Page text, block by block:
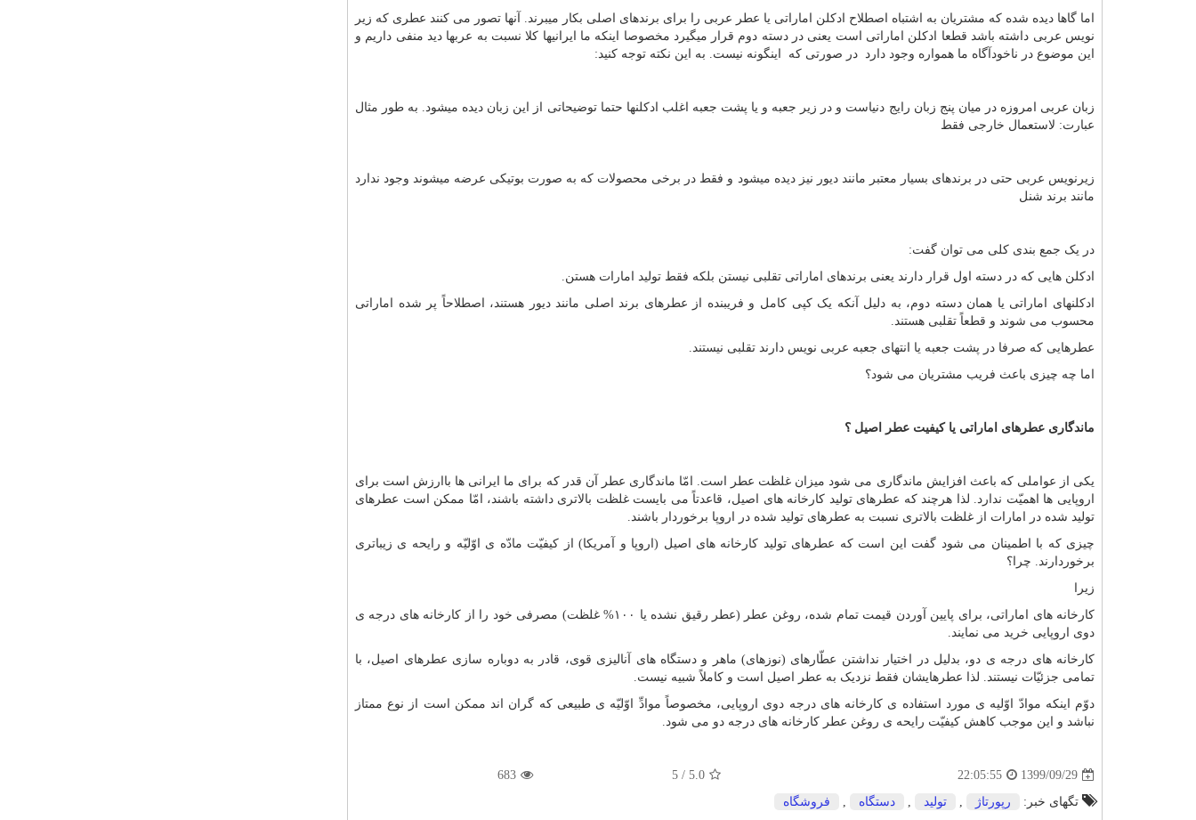
اما گاها دیده شده که مشتریان به اشتباه اصطلاح ادکلن اماراتی یا عطر عربی را برای برندهای اصلی بکار میبرند. آنها تصور می کنند عطری که زیر
نویس عربی داشته باشد قطعا ادکلن اماراتی است یعنی در دسته دوم قرار میگیرد مخصوصا اینکه ما ایرانیها کلا نسبت به عربها دید منفی داریم و
این موضوع در ناخودآگاه ما همواره وجود دارد در صورتی که اینگونه نیست. به این نکته توجه کنید:
زبان عربی امروزه در میان پنج زبان رایج دنیاست و در زیر جعبه و یا پشت جعبه اغلب ادکلنها حتما توضیحاتی از این زبان دیده میشود. به طور مثال
عبارت: لاستعمال خارجی فقط
زیرنویس عربی حتی در برندهای بسیار معتبر مانند دیور نیز دیده میشود و فقط در برخی محصولات که به صورت بوتیکی عرضه میشوند وجود ندارد
مانند برند شنل
در یک جمع بندی کلی می توان گفت:
ادکلن هایی که در دسته اول قرار دارند یعنی برندهای اماراتی تقلبی نیستن بلکه فقط تولید امارات هستن.
ادکلنهای اماراتی یا همان دسته دوم، به دلیل آنکه یک کپی کامل و فریبنده از عطرهای برند اصلی مانند دیور هستند، اصطلاحاً پر شده اماراتی
محسوب می شوند و قطعاً تقلبی هستند.
عطرهایی که صرفا در پشت جعبه یا انتهای جعبه عربی نویس دارند تقلبی نیستند.
اما چه چیزی باعث فریب مشتریان می شود؟
ماندگاری عطرهای اماراتی یا کیفیت عطر اصیل ؟
یکی از عواملی که باعث افزایش ماندگاری می شود میزان غلظت عطر است. امّا ماندگاری عطر آن قدر که برای ما ایرانی ها باارزش است برای
اروپایی ها اهمیّت ندارد. لذا هرچند که عطرهای تولید کارخانه های اصیل، قاعدتاً می بایست غلظت بالاتری داشته باشند، امّا ممکن است عطرهای
تولید شده در امارات از غلظت بالاتری نسبت به عطرهای تولید شده در اروپا برخوردار باشند.
چیزی که با اطمینان می شود گفت این است که عطرهای تولید کارخانه های اصیل (اروپا و آمریکا) از کیفیّت مادّه ی اوّلیّه و رایحه ی زیباتری
برخوردارند. چرا؟
زیرا
کارخانه های اماراتی، برای پایین آوردن قیمت تمام شده، روغن عطر (عطر رقیق نشده یا ۱۰۰% غلظت) مصرفی خود را از کارخانه های درجه ی
دوی اروپایی خرید می نمایند.
کارخانه های درجه ی دو، بدلیل در اختیار نداشتن عطّارهای (نوزهای) ماهر و دستگاه های آنالیزی قوی، قادر به دوباره سازی عطرهای اصیل، با
تمامی جزئیّات نیستند. لذا عطرهایشان فقط نزدیک به عطر اصیل است و کاملاً شبیه نیست.
دوّم اینکه موادّ اوّلیه ی مورد استفاده ی کارخانه های درجه دوی اروپایی، مخصوصاً موادِّ اوّلیّه ی طبیعی که گران اند ممکن است از نوع ممتاز
نباشد و این موجب کاهش کیفیّت رایحه ی روغن عطر کارخانه های درجه دو می شود.
1399/09/29
22:05:55
5.0
/
5
683
تگهای خبر: رپورتاژ , تولید , دستگاه , فروشگاه